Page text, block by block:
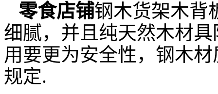
零食店铺钢木货架木背
细腻，并且纯天然木材
用要更为安全性，钢木
规定.